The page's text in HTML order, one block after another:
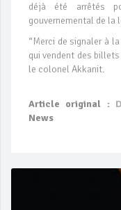
déjà été arrêtés
gouvernemental de
“Merci de signaler à
qui vendent des
le colonel Akkanit.
Article original :
News